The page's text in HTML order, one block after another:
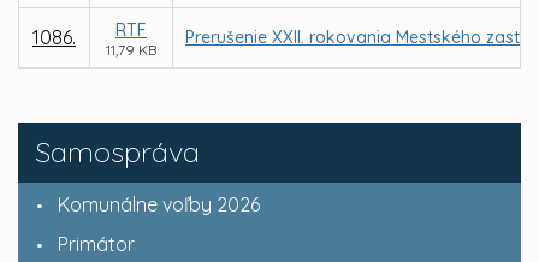
Samospráva
Komunálne voľby 2026
Primátor
1086. RTF
11,79 KB
Prerušenie XXII. rokovania Mestského